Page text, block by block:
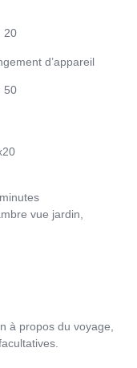
20
d’appareil
50
vue jardin,
à propos du voyage,